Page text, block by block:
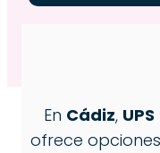
En Cádiz,
ofrece